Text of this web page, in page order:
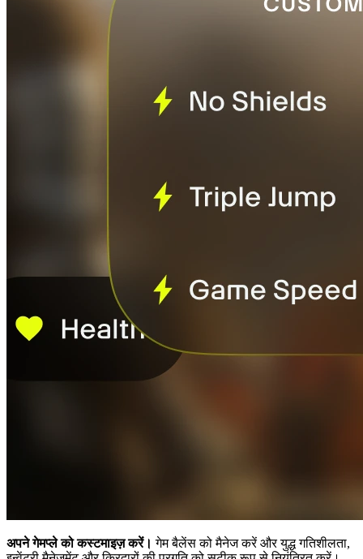
अपने गेमप्ले को कस्टमाइज़ करें। गेम बैलेंस को मैनेज करें और युद्ध गतिशीलता,